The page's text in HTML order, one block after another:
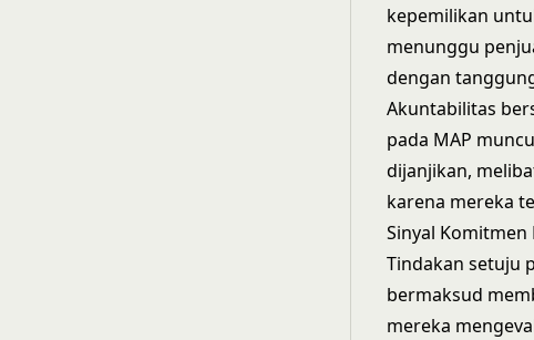
kepemilikan
menunggu
dengan
Akuntabilitas
pada MAP
dijanjikan,
karena mereka
Sinyal Komitmen
Tindakan setuju
bermaksud
mereka